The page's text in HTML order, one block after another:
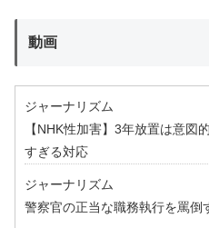
動画
ジャーナリズム
【NHK性加害】3年放置は意図
すぎる対応
ジャーナリズム
警察官の正当な職務執行を罵倒